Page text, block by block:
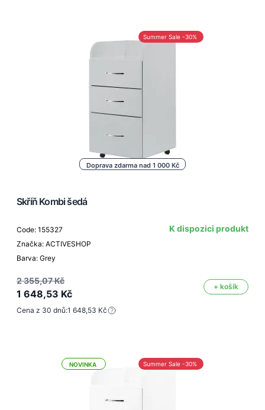
Doprava zdarma nad 1 000 Kč
Summer Sale -30%
Skříň Kombi šedá
Code: 155327
Značka: ACTIVESHOP
Barva: Grey
K dispozici produkt
2 355,07 Kč
1 648,53 Kč
+ košík
Cena z 30 dnů:1 648,53 Kč
Summer Sale -30%
NOVINKA